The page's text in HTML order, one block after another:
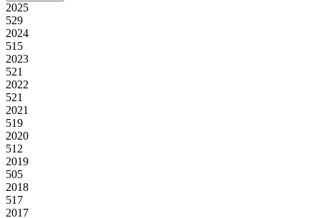
2025
529
2024
515
2023
521
2022
521
2021
519
2020
512
2019
505
2018
517
2017